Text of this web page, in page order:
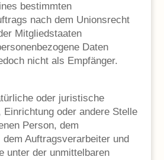
bestimmten
nach dem Unionsrecht
Mitgliedstaaten
Daten
nicht als Empfänger.
oder juristische
Einrichtung oder andere Stelle
Person, dem
Auftragsverarbeiter und
unter der unmittelbaren